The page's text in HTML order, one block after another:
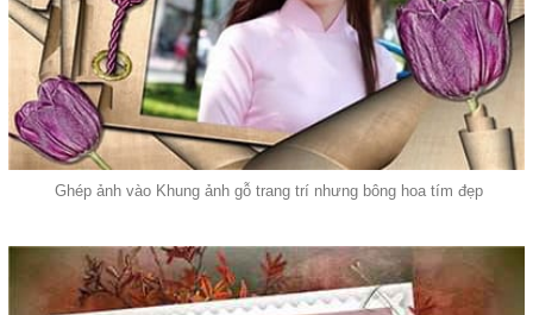
Ghép ảnh vào Khung ảnh gỗ trang trí nhưng bông hoa tím đẹp